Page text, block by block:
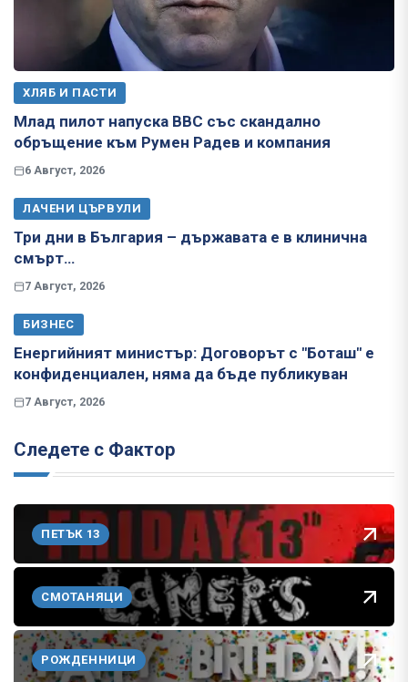
ХЛЯБ И ПАСТИ
Млад пилот напуска ВВС със скандално
обръщение към Румен Радев и компания
6 Август, 2026
ЛАЧЕНИ ЦЪРВУЛИ
Три дни в България – държавата е в клинична
смърт…
7 Август, 2026
БИЗНЕС
Енергийният министър: Договорът с "Боташ" е
конфиденциален, няма да бъде публикуван
7 Август, 2026
Следете с Фактор
ПЕТЪК 13
СМОТАНЯЦИ
РОЖДЕННИЦИ